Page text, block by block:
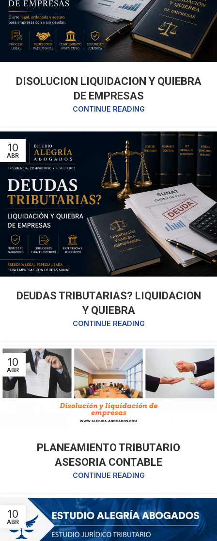
DISOLUCION LIQUIDACION Y QUIEBRA
DE EMPRESAS
CONTINUE READING
10
ABR
DEUDAS TRIBUTARIAS? LIQUIDACION
Y QUIEBRA
CONTINUE READING
10
ABR
PLANEAMIENTO TRIBUTARIO
ASESORIA CONTABLE
CONTINUE READING
10
ABR